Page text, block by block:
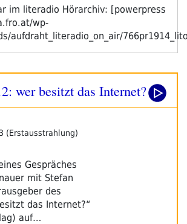
im literadio Hörarchiv: [powerpress
wp-
aufdraht_literadio_on_air/
wer besitzt das Internet?
(Erstausstrahlung)
Gespräches
mit Stefan
des
das Internet?“
auf…